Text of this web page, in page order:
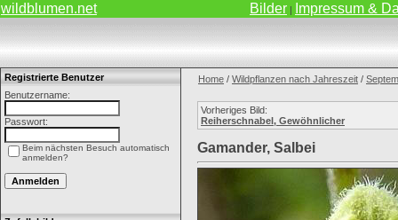
wildblumen.net Bilder | Impressum &
Registrierte Benutzer
Benutzername:
Passwort:
Beim nächsten Besuch automatisch
anmelden?
Home / Wildpflanzen nach Jahreszeit /
Vorheriges Bild:
Reiherschnabel, Gewöhnlicher
Gamander, Salbei